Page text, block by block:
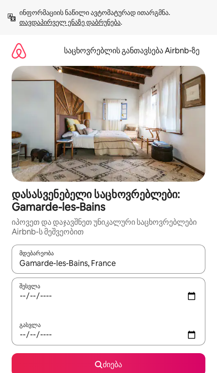
გადასვლა
თავდაპირველ ენაზე დაბრუნება.
საცხოვრებლის განთავსება Airbnb‑ზე
დასასვენებელი საცხოვრებლები:
Gamarde-les-Bains
იპოვეთ და დაჯავშნეთ უნიკალური საცხოვრებლები
Airbnb-ს მეშვეობით
მდებარეობა
როცა შედეგები ხელმისაწვდომი გახდება, ნავიგაციისთვის
შესვლა
გასვლა
ძიება